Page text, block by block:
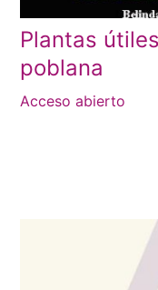
Plantas
poblana
Acceso abierto